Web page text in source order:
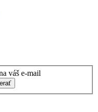
váš e-mail